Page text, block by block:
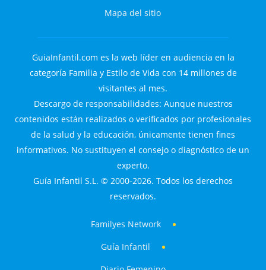
Mapa del sitio
GuiaInfantil.com es la web líder en audiencia en la
categoría Familia y Estilo de Vida con 14 millones de
visitantes al mes.
Descargo de responsabilidades: Aunque nuestros
contenidos están realizados o verificados por profesionales
de la salud y la educación, únicamente tienen fines
informativos. No sustituyen el consejo o diagnóstico de un
experto.
Guía Infantil S.L. © 2000-2026. Todos los derechos
reservados.
Familyes Network
Guía Infantil